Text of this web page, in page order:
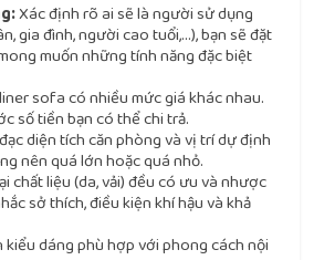
Xác định rõ ai sẽ là người sử dụng
gia đình, người cao tuổi,…), bạn sẽ đặt
muốn những tính năng đặc biệt
sofa có nhiều mức giá khác nhau.
số tiền bạn có thể chi trả.
diện tích căn phòng và vị trí dự định
nên quá lớn hoặc quá nhỏ.
chất liệu (da, vải) đều có ưu và nhược
sở thích, điều kiện khí hậu và khả
kiểu dáng phù hợp với phong cách nội